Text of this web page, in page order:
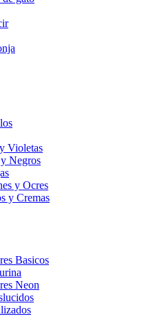
Violetas
Negros
y Ocres
y Cremas
Basicos
Neon